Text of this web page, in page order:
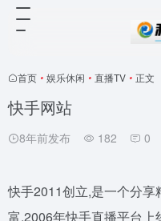
首页 • 娱乐休闲 • 直播TV • 正文
快手网站
8年前发布 182 0
快手2011创立,是一个分
富,2006年快手直播平台上